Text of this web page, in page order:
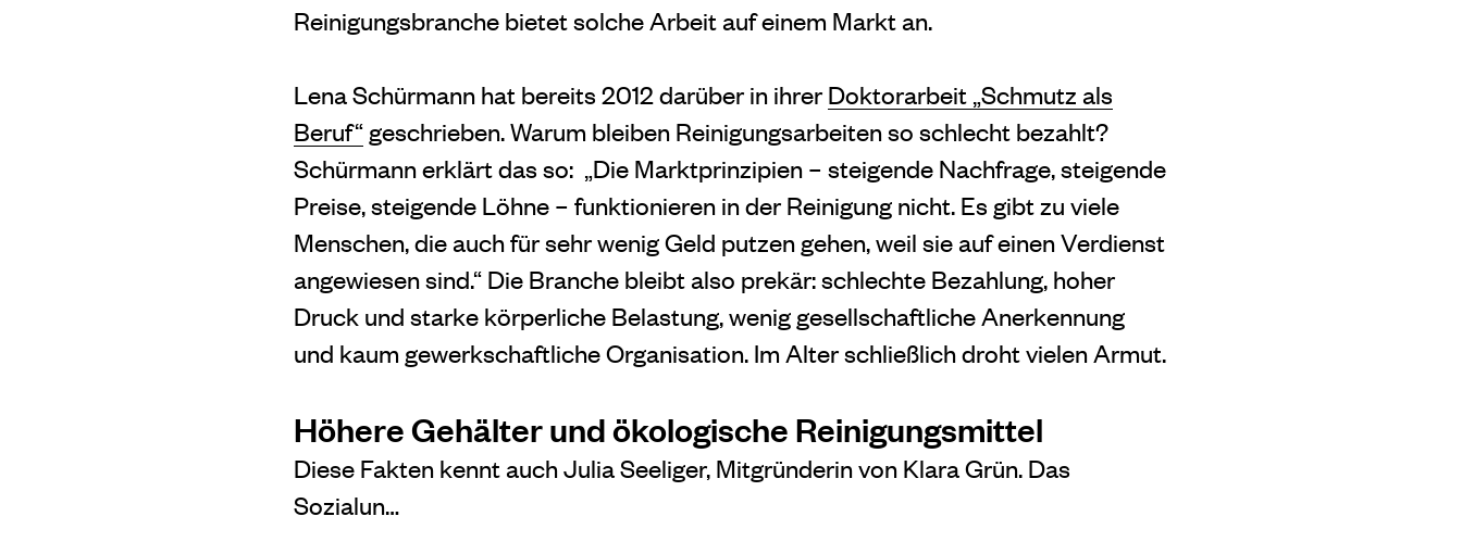
Reinigungsbranche bietet solche Arbeit auf einem Markt an.
Lena Schürmann hat bereits 2012 darüber in ihrer Doktorarbeit „Schmutz als
Beruf“ geschrieben. Warum bleiben Reinigungsarbeiten so schlecht bezahlt?
Schürmann erklärt das so:
„Die Marktprinzipien – steigende Nachfrage, steigende
Preise, steigende Löhne – funktionieren in der Reinigung nicht. Es gibt zu viele
Menschen, die auch für sehr wenig Geld putzen gehen, weil sie auf einen Verdienst
angewiesensind.“ Die Branche bleibt also prekär: schlechte Bezahlung, hoher
Druck und starke körperliche Belastung, wenig gesellschaftliche Anerkennung
und kaum gewerkschaftliche Organisation. Im Alter schließlich droht vielen Armut.
Höhere Gehälter und ökologische Reinigungsmittel
Diese Fakten kennt auch Julia Seeliger, Mitgründerin von Klara Grün. Das
Sozialun…